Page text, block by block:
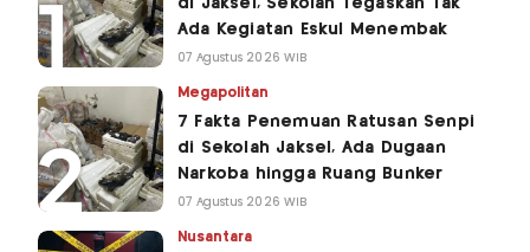
di Jaksel, Sekolah Tegaskan Tak
Ada Kegiatan Eskul Menembak
07 Agustus 2026 WIB
Megapolitan
7 Fakta Penemuan Ratusan Senpi
di Sekolah Jaksel, Ada Dugaan
Narkoba hingga Ruang Bunker
07 Agustus 2026 WIB
Nusantara